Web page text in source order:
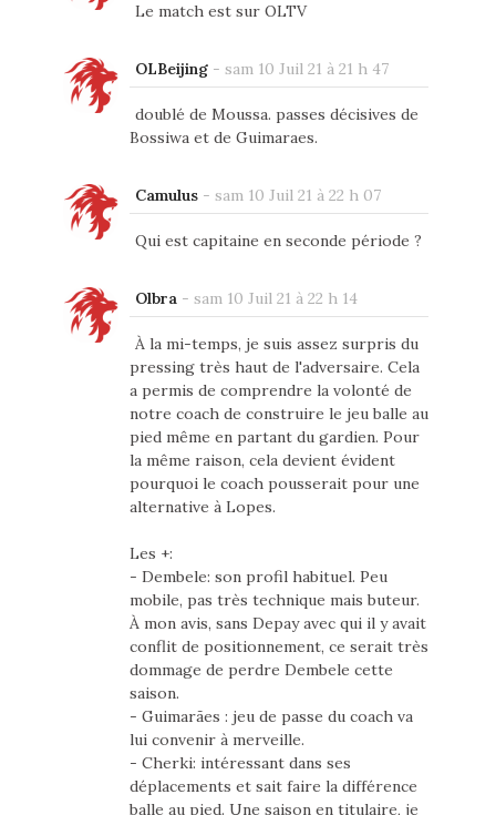
Le match est sur OLTV
OLBeijing- sam 10 Juil 21 à 21 h 47
doublé de Moussa. passes décisives de
Bossiwa et de Guimaraes.
Camulus- sam 10 Juil 21 à 22 h 07
Qui est capitaine en seconde période ?
Olbra- sam 10 Juil 21 à 22 h 14
À la mi-temps, je suis assez surpris du
pressing très haut de l'adversaire. Cela
a permis de comprendre la volonté de
notre coach de construire le jeu balle au
pied même en partant du gardien. Pour
la même raison, cela devient évident
pourquoi le coach pousserait pour une
alternative à Lopes.
Les +:
- Dembele: son profil habituel. Peu
mobile, pas très technique mais buteur.
À mon avis, sans Depay avec qui il y avait
conflit de positionnement, ce serait très
dommage de perdre Dembele cette
saison.
- Guimarães : jeu de passe du coach va
lui convenir à merveille.
- Cherki: intéressant dans ses
déplacements et sait faire la différence
balle au pied. Une saison en titulaire, je